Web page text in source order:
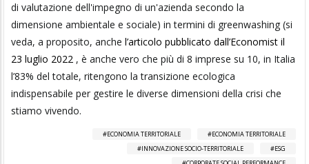
di valutazione dell'impegno di un'azienda secondo la
dimensione ambientale e sociale) in termini di greenwashing (si
veda, a proposito, anche l’articolo pubblicato dall’Economist il
23 luglio 2022 , è anche vero che più di 8 imprese su 10, in Italia
l’83% del totale, ritengono la transizione ecologica
indispensabile per gestire le diverse dimensioni della crisi che
stiamo vivendo.
ECONOMIA TERRITORIALE
ECONOMIA TERRITORIALE
INNOVAZIONE SOCIO-TERRITORIALE
ESG